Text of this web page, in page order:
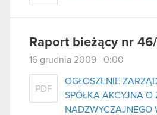
Raport bieżący nr
16 grudnia 2009 0:00
PDF
OGŁOSZENIE
SPÓŁKA AKCYJNA O
NADZWYCZAJNEGO